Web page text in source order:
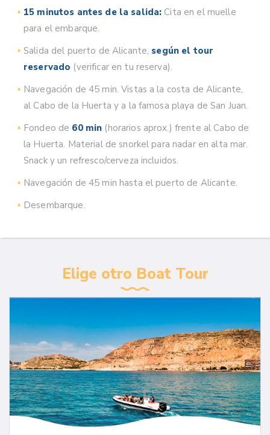
15 minutos antes de la salida: Cita en el muelle
para el embarque.
Salida del puerto de Alicante, según el tour
reservado (verificar en tu reserva).
Navegación de 45 min. Vistas a la costa de Alicante,
al Cabo de la Huerta y a la famosa playa de San Juan.
Fondeo de 60 min (horarios aprox.) frente al Cabo de
la Huerta. Material de snorkel para nadar en alta mar.
Snack y un refresco/cerveza incluidos.
Navegación de 45 min hasta el puerto de Alicante.
Desembarque.
Elige otro Boat Tour